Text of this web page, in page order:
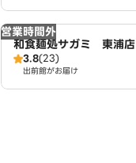
営業時間外
和食麺処サガミ 東浦店
3.8(23)
出前館がお届け